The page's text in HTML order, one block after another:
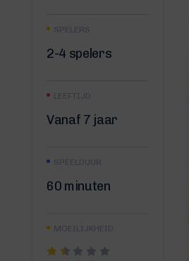
SPELERS
2-4 spelers
LEEFTIJD
Vanaf 7 jaar
SPEELDUUR
60 minuten
MOEILIJKHEID